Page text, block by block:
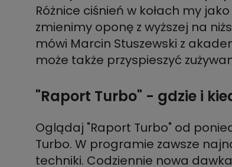
Różnice ciśnień w kołach my
zmienimy oponę z wyższej na
mówi Marcin Stuszewski z
może także przyspieszyć
"Raport Turbo" - gdzie i
Oglądaj "Raport Turbo" od
Turbo. W programie zawsze
techniki. Codziennie nowa